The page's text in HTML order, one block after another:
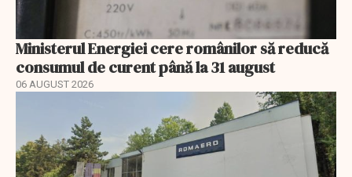
Ministerul Energiei cere românilor să reducă
consumul de curent până la 31 august
06 AUGUST 2026